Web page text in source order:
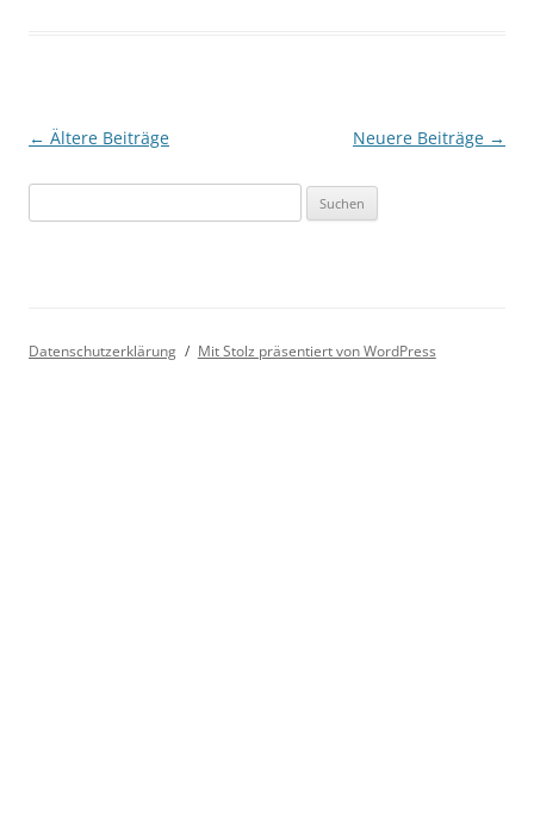
Beitragsnavigation
← Ältere Beiträge Neuere Beiträge →
nach:
Datenschutzerklärung Mit Stolz präsentiert von WordPress